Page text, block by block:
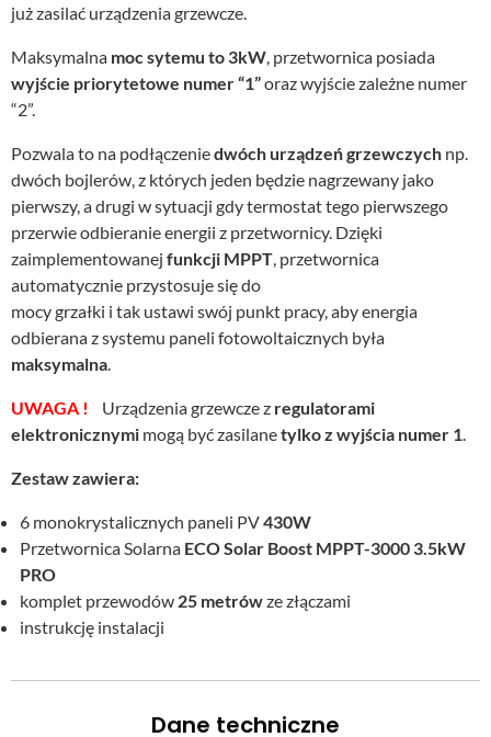
już zasilać urządzenia grzewcze.
Maksymalna moc sytemu to 3kW , przetwornica posiada
wyjście priorytetowe numer “1”oraz wyjście zależne numer
“2”.
Pozwala to na podłączeniedwóch urządzeń grzewczych np.
dwóch bojlerów, z których jeden będzie nagrzewany jako
pierwszy, a drugi w sytuacji gdy termostat tego pierwszego
przerwie odbieranie energii z przetwornicy. Dzięki
zaimplementowanej funkcji MPPT , przetwornica
automatycznie przystosuje się do
mocy grzałki i tak ustawi swój punkt pracy, aby energia
odbierana z systemu paneli fotowoltaicznych była
maksymalna
UWAGA ! Urządzenia grzewcze z regulatorami
elektronicznymi mogą być zasilanetylko z wyjścia numer 1
Zestaw zawiera:
6 monokrystalicznych paneli PV430W
Przetwornica Solarna ECO Solar Boost MPPT-3000 3.5kW
PRO
komplet przewodów 25 metrówze złączami
instrukcję instalacji
Dane techniczne